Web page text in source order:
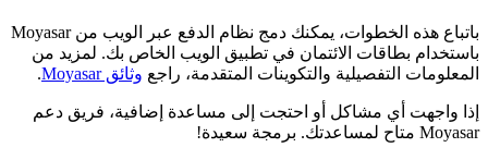
باتباع هذه الخطوات، يمكنك دمج نظام الدفع عبر الويب من Moyasar
باستخدام بطاقات الائتمان في تطبيق الويب الخاص بك. لمزيد من
المعلومات التفصيلية والتكوينات المتقدمة، راجعوثائق Moyasar .
إذا واجهت أي مشاكل أو احتجت إلى مساعدة إضافية، فريق دعم
Moyasar متاح لمساعدتك. برمجة سعيدة!